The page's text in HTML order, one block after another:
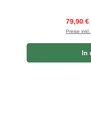
79,90 €
Preise
In